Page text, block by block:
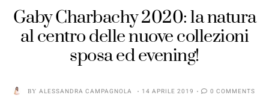
Gaby Charbachy 2020: la natura
al centro delle nuove collezioni
sposa ed evening!
BY ALESSANDRA CAMPAGNOLA 14 APRILE 2019 0 COMMENTS